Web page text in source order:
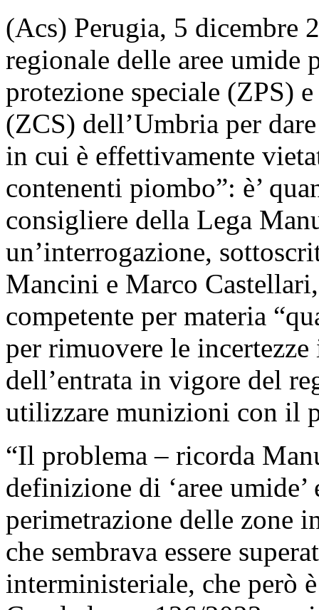
(Acs) Perugia, 5 dicembre
regionale delle aree umide
protezione speciale (ZPS)
(ZCS) dell’Umbria per
in cui è effettivamente
contenenti piombo”: è’
consigliere della Lega
un’interrogazione,
Mancini e Marco
competente per materia
per rimuovere le
dell’entrata in vigore del
utilizzare munizioni con il
“Il problema – ricorda
definizione di ‘aree umide’
perimetrazione delle zone
che sembrava essere
interministeriale, che però